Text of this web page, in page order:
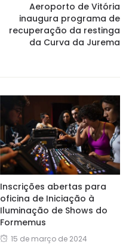
Aeroporto de Vitória
inaugura programa de
recuperação da restinga
da Curva da Jurema
Inscrições abertas para
oficina de Iniciação à
Iluminação de Shows do
Formemus
15 de março de 2024